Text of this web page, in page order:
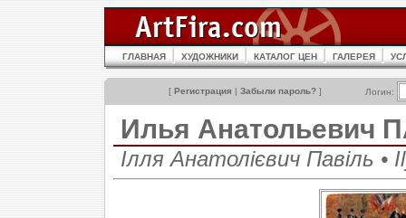
ГЛАВНАЯ ХУДОЖНИКИ КАТАЛОГ ЦЕН ГАЛЕРЕЯ
[ Регистрация | Забыли пароль? ] Логин:
Илья Анатольевич
Ілля Анатолієвич Павіль •